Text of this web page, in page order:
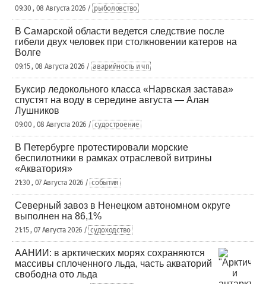
09:30 , 08 Августа 2026 / рыболовство
В Самарской области ведется следствие после
гибели двух человек при столкновении катеров на
Волге
09:15 , 08 Августа 2026 / аварийность и чп
Буксир ледокольного класса «Нарвская застава»
спустят на воду в середине августа — Алан
Лушников
09:00 , 08 Августа 2026 / судостроение
В Петербурге протестировали морские
беспилотники в рамках отраслевой витрины
«Акватория»
21:30 , 07 Августа 2026 / события
Северный завоз в Ненецком автономном округе
выполнен на 86,1%
21:15 , 07 Августа 2026 / судоходство
ААНИИ: в арктических морях сохраняются
массивы сплоченного льда, часть акваторий
свободна ото льда